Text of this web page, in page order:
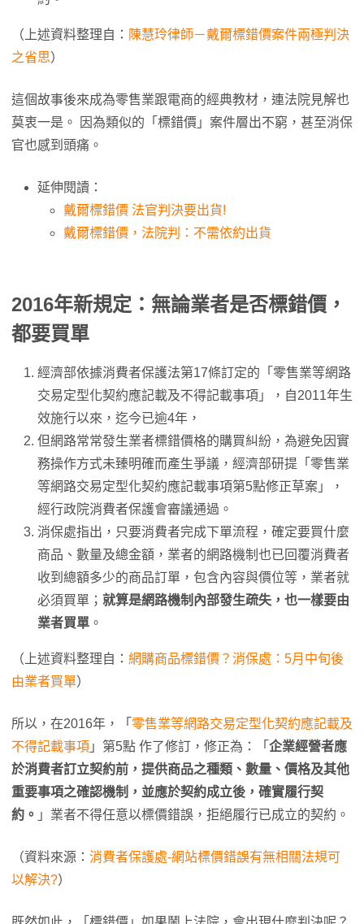
（上述資料整理自： 陳慧玲律師－戴爾標錯價案件兩極判決
之省思）
這個故事後來成為零售業跟電商的經典教材，連法院見解也
莫衷一是。 因為類似的「標錯價」案件層出不窮，甚至消保
官也感到頭痛。
延伸閱讀：
戴爾標錯價 法官判決要出貨!
戴爾標錯價，法院判：不需依約出貨
2016年新規定：無論業者是否標錯價，
都要買單
經濟部依據消費者保護法第17條訂定的「零售業等網路
交易定型化契約應記載及不得記載事項」，自2011年生
效施行以來，迄今已逾4年，
但網路常常發生業者標錯價格的購買糾紛，為避免因實
務操作方式未臻明確而產生爭議，經濟部研提「零售業
等網路交易定型化契約應記載事項第5點修正草案」，
經行政院消費者保護會審議通過。
消保處指出，只要消費者完成下單流程，確定要買什麼
商品、數量及總金額，業者的網路機制也已回覆消費者
收到總額多少的商品訂單，包含內容與價位等，業者就
必須買單； 就算是網路機制內部發生疏失，也一樣要由
業者買單 。
（上述資料整理自： 網購商品標錯價？消保處：5月中旬後
由業者買單）
所以，在2016年，「 零售業等網路交易定型化契約應記載及
不得記載事項 」第5點 作了修訂，修正為：「 企業經營者應
於消費者訂立契約前，提供商品之種類、數量、價格及其他
重要事項之確認機制，並應於契約成立後，確實履行契
約。 」業者不得任意以標價錯誤，拒絕履行已成立的契約。
（資料來源： 消費者保護處-網站標價錯誤有無相關法規可
以解決?）